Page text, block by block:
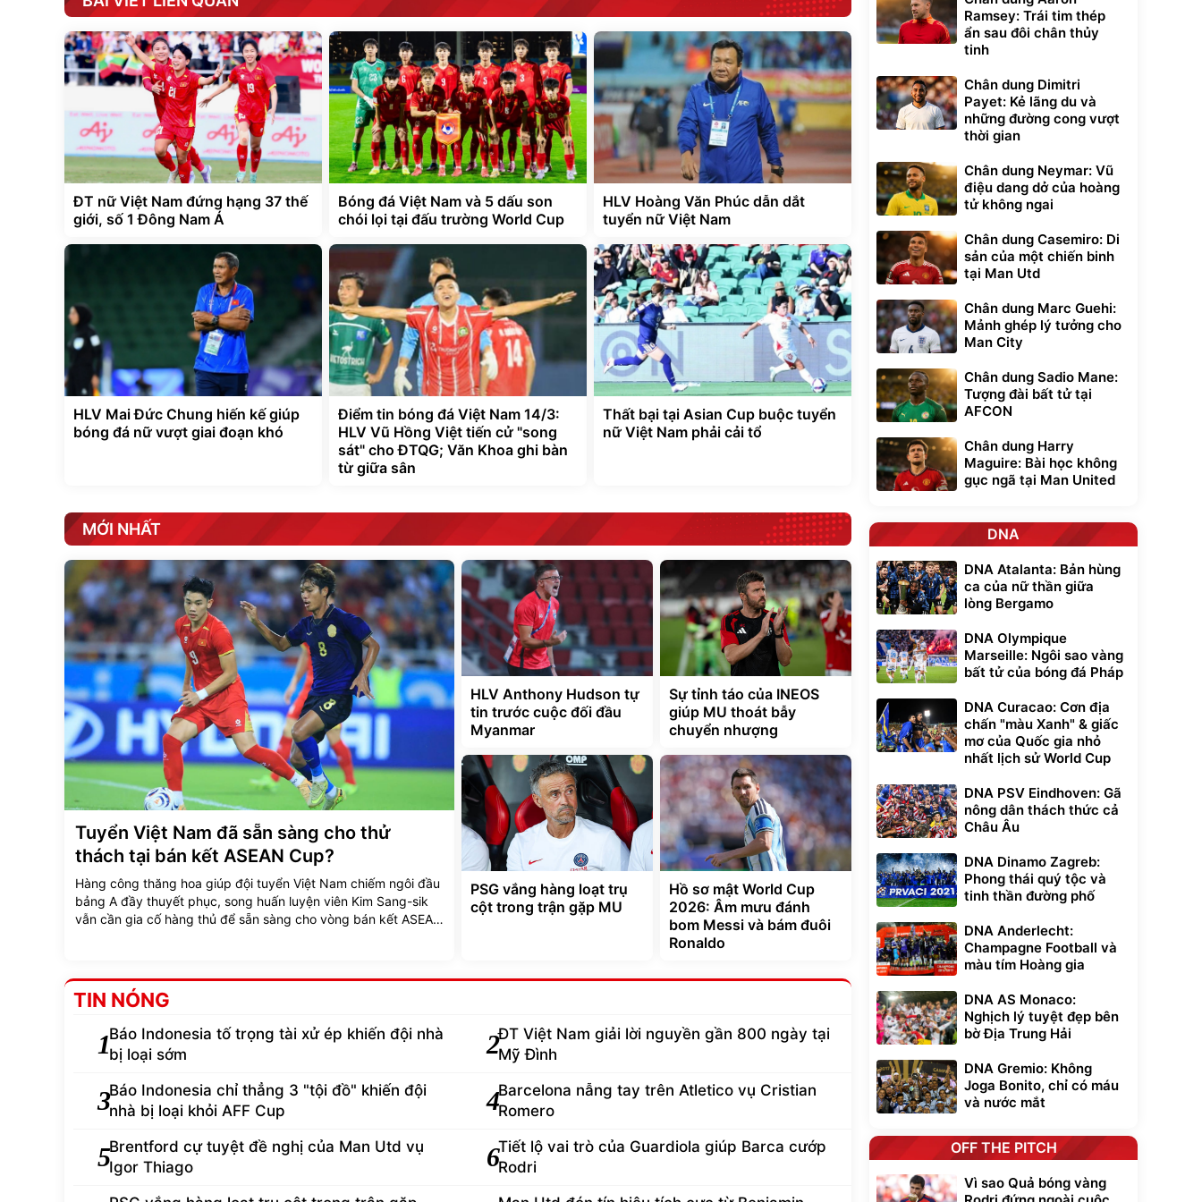
ĐT nữ Việt Nam đứng hạng 37 thế
giới, số 1 Đông Nam Á
Bóng đá Việt Nam và 5 dấu son
chói lọi tại đấu trường World Cup
HLV Hoàng Văn Phúc dẫn dắt
tuyển nữ Việt Nam
HLV Mai Đức Chung hiến kế giúp
bóng đá nữ vượt giai đoạn khó
Điểm tin bóng đá Việt Nam 14/3:
HLV Vũ Hồng Việt tiến cử "song
sát" cho ĐTQG; Văn Khoa ghi bàn
từ giữa sân
Thất bại tại Asian Cup buộc tuyển
nữ Việt Nam phải cải tổ
MỚI NHẤT
Tuyển Việt Nam đã sẵn sàng cho thử
thách tại bán kết ASEAN Cup?
Hàng công thăng hoa giúp đội tuyển Việt Nam chiếm ngôi đầu
bảng A đầy thuyết phục, song huấn luyện viên Kim Sang-sik
vẫn cần gia cố hàng thủ để sẵn sàng cho vòng bán kết ASEAN
HLV Anthony Hudson tự
tin trước cuộc đối đầu
Myanmar
Sự tỉnh táo của INEOS
giúp MU thoát bẫy
chuyển nhượng
PSG vắng hàng loạt trụ
cột trong trận gặp MU
Hồ sơ mật World Cup
2026: Âm mưu đánh
bom Messi và bám đuôi
Ronaldo
TIN NÓNG
1Báo Indonesia tố trọng tài xử ép khiến đội nhà
bị loại sớm
2ĐT Việt Nam giải lời nguyền gần 800 ngày tại
Mỹ Đình
3Báo Indonesia chỉ thẳng 3 "tội đồ" khiến đội
nhà bị loại khỏi AFF Cup
4Barcelona nẫng tay trên Atletico vụ Cristian
Romero
5Brentford cự tuyệt đề nghị của Man Utd vụ
Igor Thiago
6Tiết lộ vai trò của Guardiola giúp Barca cướp
Rodri
Ramsey: Trái tim thép
ẩn sau đôi chân thủy
tinh
Chân dung Dimitri
Payet: Kẻ lãng du và
những đường cong vượt
thời gian
Chân dung Neymar: Vũ
điệu dang dở của hoàng
tử không ngai
Chân dung Casemiro: Di
sản của một chiến binh
tại Man Utd
Chân dung Marc Guehi:
Mảnh ghép lý tưởng cho
Man City
Chân dung Sadio Mane:
Tượng đài bất tử tại
AFCON
Chân dung Harry
Maguire: Bài học không
gục ngã tại Man United
DNA
DNA Atalanta: Bản hùng
ca của nữ thần giữa
lòng Bergamo
DNA Olympique
Marseille: Ngôi sao vàng
bất tử của bóng đá Pháp
DNA Curacao: Cơn địa
chấn "màu Xanh" & giấc
mơ của Quốc gia nhỏ
nhất lịch sử World Cup
DNA PSV Eindhoven: Gã
nông dân thách thức cả
Châu Âu
DNA Dinamo Zagreb:
Phong thái quý tộc và
tinh thần đường phố
DNA Anderlecht:
Champagne Football và
màu tím Hoàng gia
DNA AS Monaco:
Nghịch lý tuyệt đẹp bên
bờ Địa Trung Hải
DNA Gremio: Không
Joga Bonito, chỉ có máu
và nước mắt
OFF THE PITCH
Vì sao Quả bóng vàng